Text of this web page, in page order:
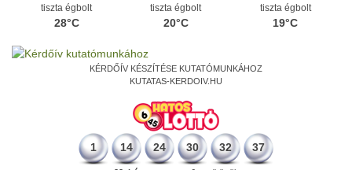
tiszta égbolt
28°C
tiszta égbolt
20°C
tiszta égbolt
19°C
KÉRDŐÍV KÉSZÍTÉSE KUTATÓMUNKÁHOZ
KUTATAS-KERDOIV.HU
1 14 24 30 32 37